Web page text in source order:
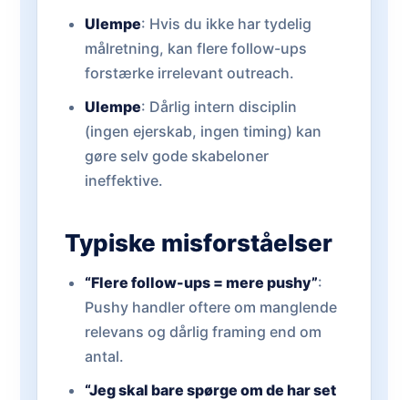
Ulempe: Hvis du ikke har tydelig
målretning, kan flere follow-ups
forstærke irrelevant outreach.
Ulempe: Dårlig intern disciplin
(ingen ejerskab, ingen timing) kan
gøre selv gode skabeloner
ineffektive.
Typiske misforståelser
“Flere follow-ups = mere pushy”:
Pushy handler oftere om manglende
relevans og dårlig framing end om
antal.
“Jeg skal bare spørge om de har set